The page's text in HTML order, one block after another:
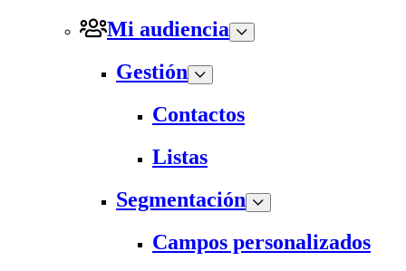
Mi audiencia
Gestión
Contactos
Listas
Segmentación
Campos personalizados